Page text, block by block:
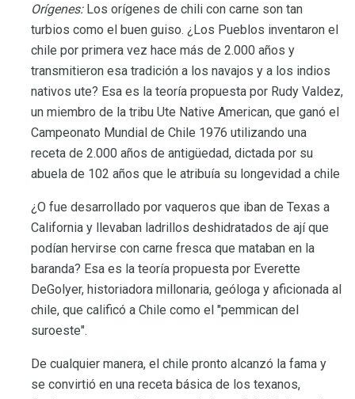
Orígenes:Los orígenes de chili con carne son tan
turbios como el buen guiso. ¿Los Pueblos inventaron el
chile por primera vez hace más de 2.000 años y
transmitieron esa tradición a los navajos y a los indios
nativos ute? Esa es la teoría propuesta por Rudy Valdez,
un miembro de la tribu Ute Native American, que ganó el
Campeonato Mundial de Chile 1976 utilizando una
receta de 2.000 años de antigüedad, dictada por su
abuela de 102 años que le atribuía su longevidad a chile
¿O fue desarrollado por vaqueros que iban de Texas a
California y llevaban ladrillos deshidratados de ají que
podían hervirse con carne fresca que mataban en la
baranda? Esa es la teoría propuesta por Everette
DeGolyer, historiadora millonaria, geóloga y aficionada al
chile, que calificó a Chile como el "pemmican del
suroeste".
De cualquier manera, el chile pronto alcanzó la fama y
se convirtió en una receta básica de los texanos,